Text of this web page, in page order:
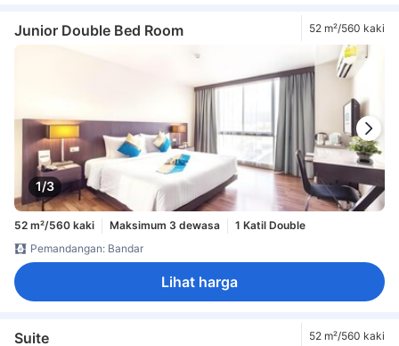
Junior Double Bed Room 52 m²/560 kaki
1/3
52 m²/560 kaki Maksimum 3 dewasa
1 Katil Double
Pemandangan: Bandar
Lihat harga
Suite 52 m²/560 kaki